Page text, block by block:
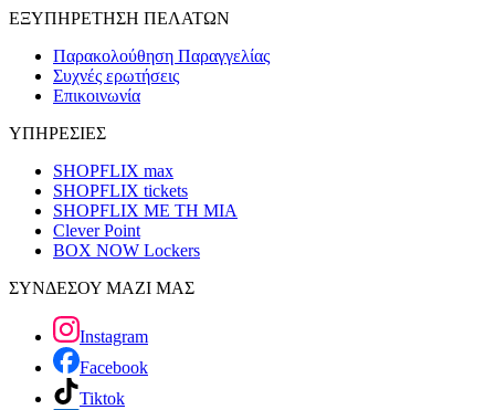
ΕΞΥΠΗΡΕΤΗΣΗ ΠΕΛΑΤΩΝ
Παρακολούθηση Παραγγελίας
Συχνές ερωτήσεις
Επικοινωνία
ΥΠΗΡΕΣΙΕΣ
SHOPFLIX max
SHOPFLIX tickets
SHOPFLIX ΜΕ ΤΗ ΜΙΑ
Clever Point
BOX NOW Lockers
ΣΥΝΔΕΣΟΥ ΜΑΖΙ ΜΑΣ
Instagram
Facebook
Tiktok